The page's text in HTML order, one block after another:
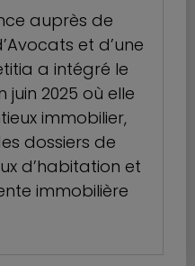
auprès de
et d’une
a intégré le
juin 2025 où elle
immobilier,
dossiers de
d’habitation et
immobilière